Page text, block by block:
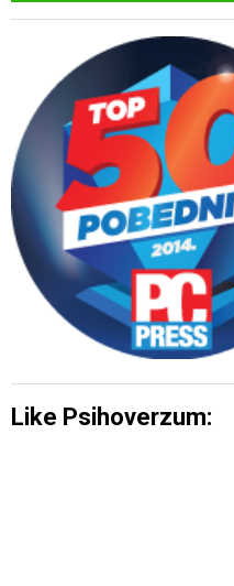
Like Psihoverzum: